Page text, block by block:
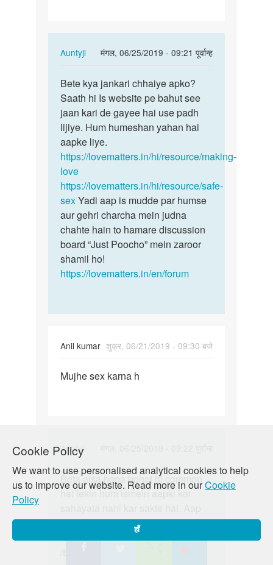
Cookie Policy
We want to use personalised analytical cookies to help
us to improve our website. Read more in ourCookie
Policy
हाँ
Auntyji
मंगल, 06/25/2019 - 09:21 पूर्वान्ह
In
to
Sex
by
अज्ञात
Bete
kya
jankari
chhaiye…
Bete kya jankari chhaiye apko?
Saath hi Is website pe bahut see
jaan kari de gayee hai use padh
lijiye. Hum humeshan yahan hai
aapke liye.
https://lovematters.in/hi/resource/making-
love
https://lovematters.in/hi/resource/safe-
sexYadi aap is mudde par humse
aur gehri charcha mein judna
chahte hain to hamare discussion
board “Just Poocho” mein zaroor
shamil ho!
https://lovematters.in/en/forum
Anil kumar शुक्र, 06/21/2019 - 09:30 बजे
Mujhe
Mujhe sex karna h
Auntyji
पर्मालिंक
to
Mujhe
karna
bohot
Beta aisa hona bohot hi common
hai lekin hum ismein aapki koi
hastmethun try kar saktay hain
kyunki Hastmaithun ek safe